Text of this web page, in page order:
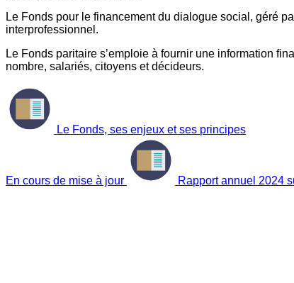
Le Fonds pour le financement du dialogue social, géré
interprofessionnel.
Le Fonds paritaire s’emploie à fournir une information
nombre, salariés, citoyens et décideurs.
Le Fonds, ses enjeux et ses principes
En cours de mise à jour Rapport annuel 2024